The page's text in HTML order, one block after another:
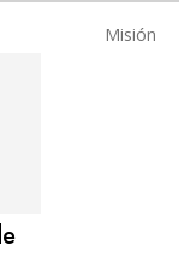
Misión